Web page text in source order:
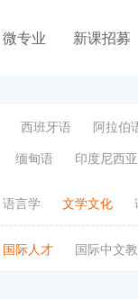
微专业 新课招募
西班牙语 阿拉伯
缅甸语 印度尼西
语言学 文学文化
国际人才 国际中文